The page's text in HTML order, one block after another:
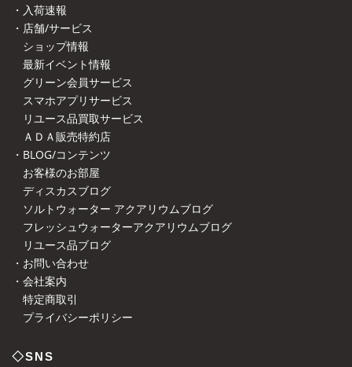
・入荷速報
・店舗/サービス
ショップ情報
最新イベント情報
グリーン会員サービス
スマホアプリサービス
リユース品買取サービス
ＡＤＡ販売特約店
・BLOG/コンテンツ
お客様のお部屋
ディスカスブログ
ソルトウォーター アクアリウムブログ
フレッシュウォーターアクアリウムブログ
リユース品ブログ
・お問い合わせ
・会社案内
特定商取引
プライバシーポリシー
◇SNS